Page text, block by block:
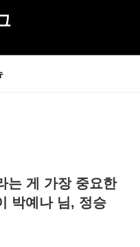
는 게 가장 중요한
박예나 님, 정승